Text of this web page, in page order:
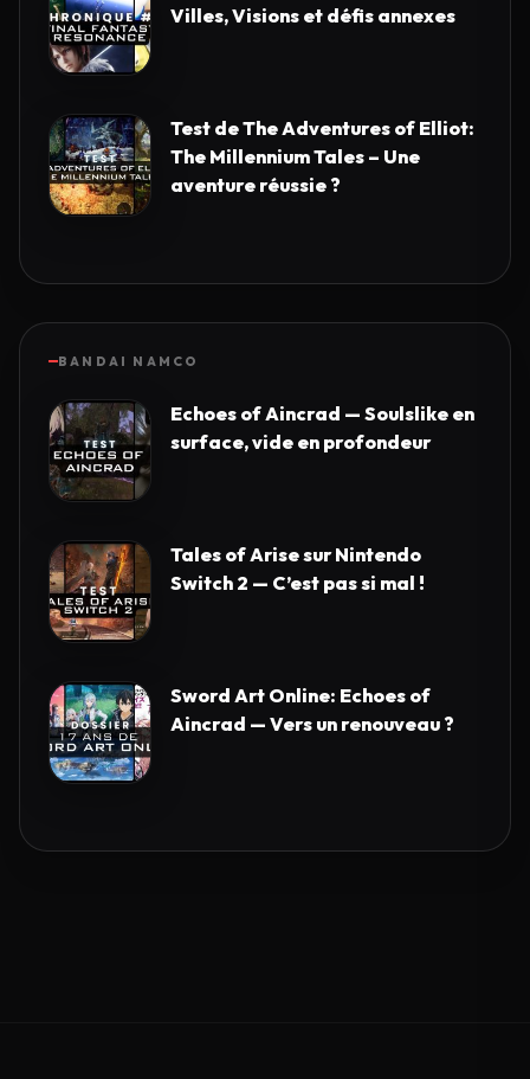
Villes, Visions et défis annexes
Test de The Adventures of Elliot:
The Millennium Tales – Une
aventure réussie ?
BANDAI NAMCO
Echoes of Aincrad — Soulslike en
surface, vide en profondeur
Tales of Arise sur Nintendo
Switch 2 — C’est pas si mal !
Sword Art Online: Echoes of
Aincrad — Vers un renouveau ?